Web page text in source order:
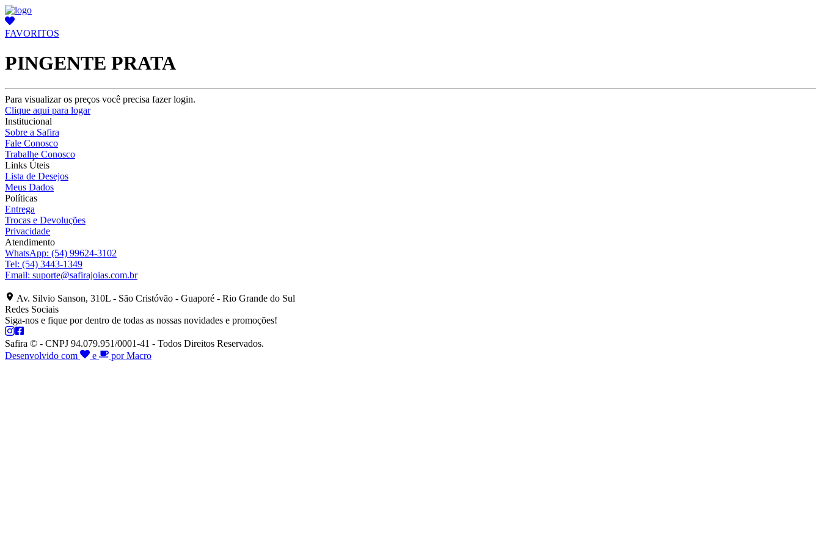
FAVORITOS
PINGENTE PRATA
Para visualizar os preços você precisa fazer login.
Clique aqui para logar
Institucional
Sobre a Safira
Fale Conosco
Trabalhe Conosco
Links Úteis
Lista de Desejos
Meus Dados
Políticas
Entrega
Trocas e Devoluções
Privacidade
Atendimento
WhatsApp: (54) 99624-3102
Tel: (54) 3443-1349
Email: suporte@safirajoias.com.br
Av. Silvio Sanson, 310L - São Cristóvão - Guaporé - Rio Grande do Sul
Redes Sociais
Siga-nos e fique por dentro de todas as nossas novidades e promoções!
Safira © - CNPJ 94.079.951/0001-41 - Todos Direitos Reservados.
Desenvolvido com
e por Macro